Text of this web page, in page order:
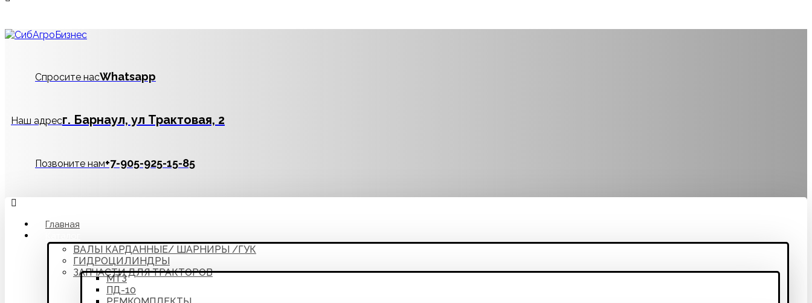
Спросите насWhatsapp
Наш адресг. Барнаул, ул Трактовая, 2
Позвоните нам‪+7-905-925-15-85
Главная
ВАЛЫ КАРДАННЫЕ/ ШАРНИРЫ /ГУК
ГИДРОЦИЛИНДРЫ
ЗАПЧАСТИ ДЛЯ ТРАКТОРОВ
МТЗ
ПД-10